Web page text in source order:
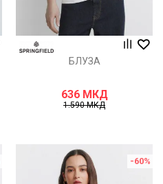
БЛУЗА
636 МКД
1.590МКД
-60%